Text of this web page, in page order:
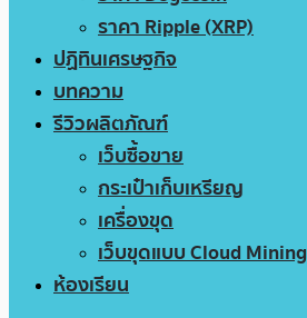
ราคา Ripple (XRP)
ปฏิทินเศรษฐกิจ
บทความ
รีวิวผลิตภัณฑ์
เว็บซื้อขาย
กระเป๋าเก็บเหรียญ
เครื่องขุด
เว็บขุดแบบ Cloud Mining
ห้องเรียน